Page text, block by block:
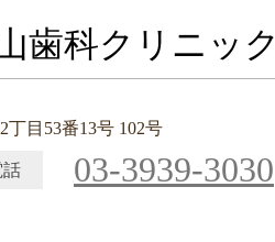
歯科クリニック
丁目53番13号 102号
話 03-3939-3030